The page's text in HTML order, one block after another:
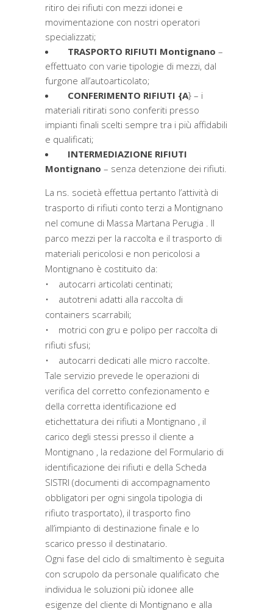
ritiro dei rifiuti con mezzi idonei e
movimentazione con nostri operatori
specializzati;
TRASPORTO RIFIUTI Montignano –
effettuato con varie tipologie di mezzi, dal
furgone all’autoarticolato;
CONFERIMENTO RIFIUTI {A} – i
materiali ritirati sono conferiti presso
impianti finali scelti sempre tra i più affidabili
e qualificati;
INTERMEDIAZIONE RIFIUTI
Montignano – senza detenzione dei rifiuti.
La ns. società effettua pertanto l’attività di
trasporto di rifiuti conto terzi a Montignano
nel comune di Massa Martana Perugia . Il
parco mezzi per la raccolta e il trasporto di
materiali pericolosi e non pericolosi a
Montignano è costituito da:
• autocarri articolati centinati;
• autotreni adatti alla raccolta di
containers scarrabili;
• motrici con gru e polipo per raccolta di
rifiuti sfusi;
• autocarri dedicati alle micro raccolte.
Tale servizio prevede le operazioni di
verifica del corretto confezionamento e
della corretta identificazione ed
etichettatura dei rifiuti a Montignano , il
carico degli stessi presso il cliente a
Montignano , la redazione del Formulario di
identificazione dei rifiuti e della Scheda
SISTRI (documenti di accompagnamento
obbligatori per ogni singola tipologia di
rifiuto trasportato), il trasporto fino
all’impianto di destinazione finale e lo
scarico presso il destinatario.
Ogni fase del ciclo di smaltimento è seguita
con scrupolo da personale qualificato che
individua le soluzioni più idonee alle
esigenze del cliente di Montignano e alla